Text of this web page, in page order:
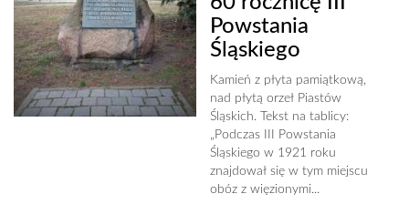
Powstania
Śląskiego
Kamień z płyta pamiątkową,
nad płytą orzeł Piastów
Śląskich. Tekst na tablicy:
„Podczas III Powstania
Śląskiego w 1921 roku
znajdował się w tym miejscu
obóz z więzionymi...